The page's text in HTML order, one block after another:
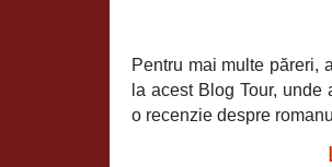
Pentru mai multe păreri,
la acest Blog Tour,
o recenzie despre